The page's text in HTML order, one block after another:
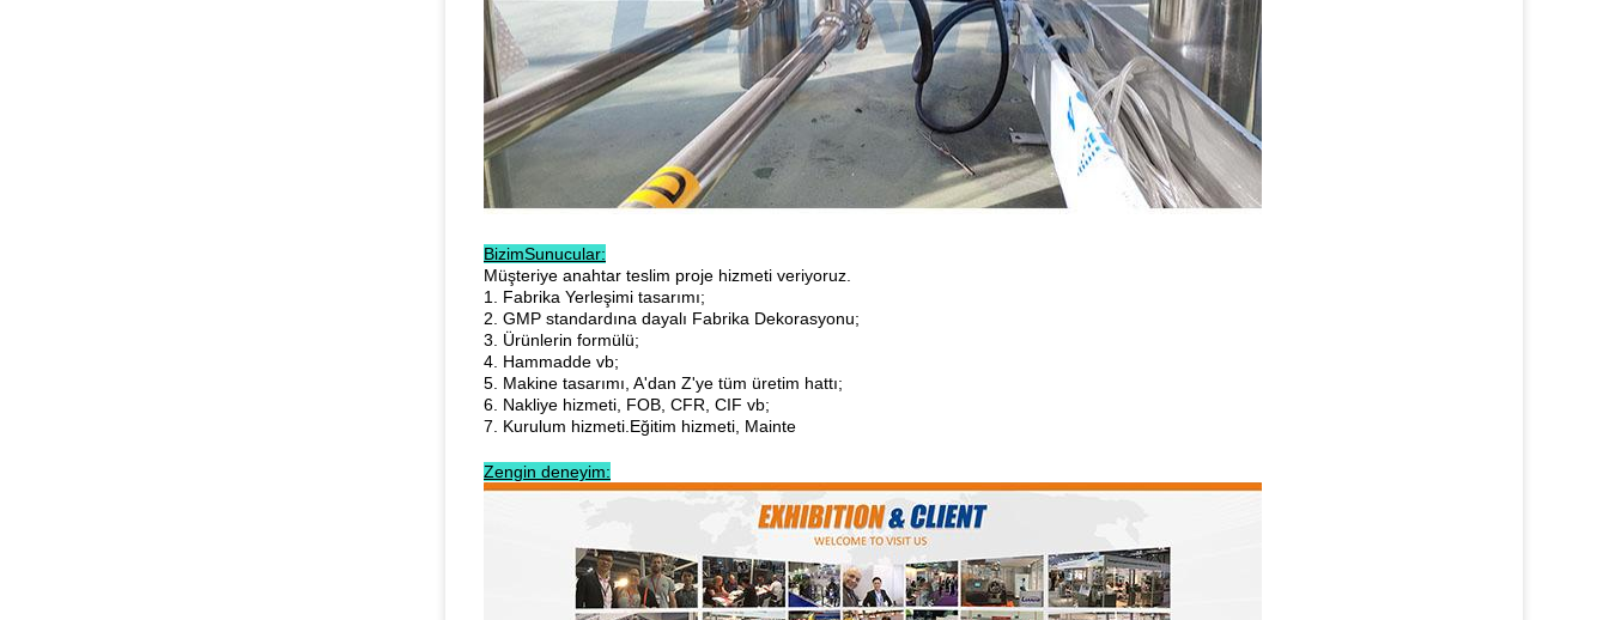
BizimSunucular:
Müşteriye anahtar teslim proje hizmeti veriyoruz.
1. Fabrika Yerleşimi tasarımı;
2. GMP standardına dayalı Fabrika Dekorasyonu;
3. Ürünlerin formülü;
4. Hammadde vb;
5. Makine tasarımı, A'dan Z'ye tüm üretim hattı;
6. Nakliye hizmeti, FOB, CFR, CIF vb;
7. Kurulum hizmeti.Eğitim hizmeti, Mainte
Zengin deneyim: